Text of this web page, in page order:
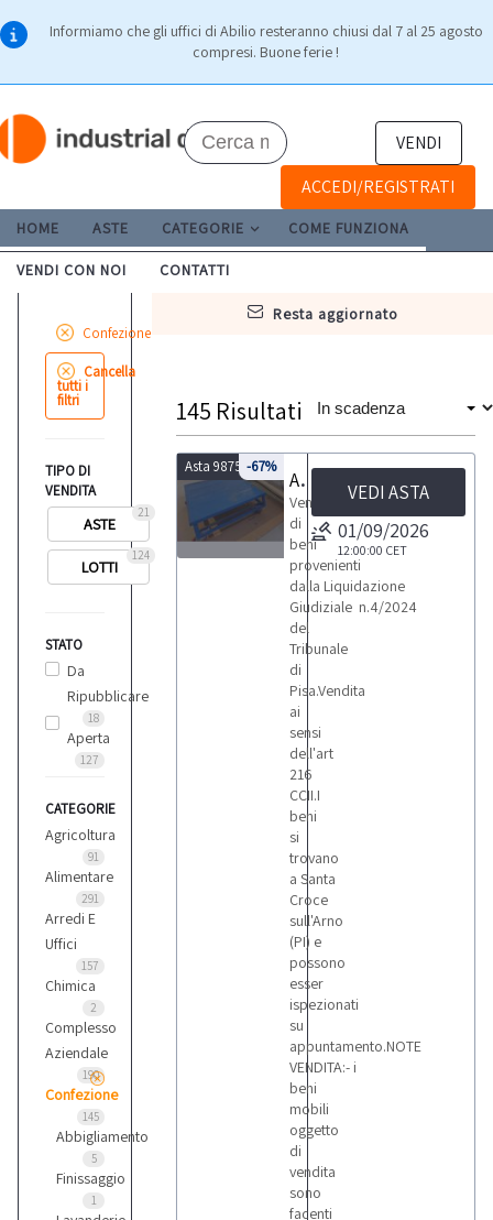
Informiamo che gli uffici di Abilio resteranno chiusi dal 7 al 25 agosto
compresi. Buone ferie !
VENDI
ACCEDI/REGISTRATI
HOME ASTE CATEGORIE COME FUNZIONA
VENDI CON NOI CONTATTI
resta aggiornato
Confezione
Cancella
tutti i
filtri
TIPO DI
VENDITA
21
ASTE
124
LOTTI
STATO
Da
Ripubblicare
18
Aperta
127
CATEGORIE
Agricoltura
91
Alimentare
291
Arredi E
Uffici
157
Chimica
2
Complesso
Aziendale
190
Confezione
145
Abbigliamento
5
Finissaggio
1
145 Risultati
Asta 9875 -67%
Attrezzature e macchinari per la concia e Autocarro Mercedes
Vendita
di
beni
provenienti
dalla Liquidazione
Giudiziale n.4/2024
del
Tribunale
di
Pisa.Vendita
ai
sensi
dell'art
216
CCII.I
beni
si
trovano
a Santa
Croce
sull'Arno
(PI) e
possono
esser
ispezionati
su
appuntamento.NOTE
VENDITA:- i
beni
mobili
oggetto
di
vendita
sono
facenti
VEDI ASTA
01/09/2026
12:00:00 CET